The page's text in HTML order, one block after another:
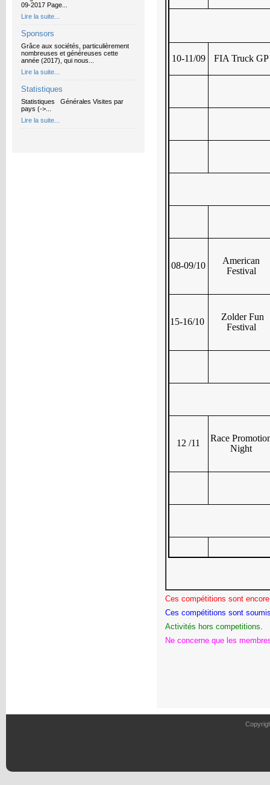
09-2017 Page...
Lire la suite...
Sponsors
Grâce aux sociétés, particulièrement
nombreuses et généreuses cette
année (2017), qui nous...
Lire la suite...
Statistiques
Statistiques Générales Visites par
pays (->...
Lire la suite...
10-11/09 FIA Truck GP
08-09/10
American
Festival
15-16/10
Zolder Fun
Festival
12 /11
Race
Night
Ces compétitions sont
Ces compétitions sont
Activités hors competitions.
Ne concerne que les